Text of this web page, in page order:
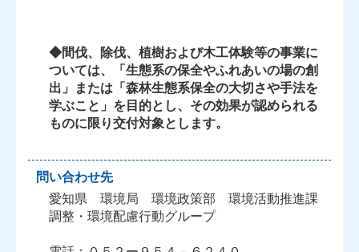
◆間伐、除伐、植樹および木工体験等の事業に
ついては、「生態系の保全やふれあいの場の創
出」または「森林生態系保全の大切さや手法を
学ぶこと」を目的とし、その効果が認められる
ものに限り交付対象とします。
問い合わせ先
愛知県 環境局 環境政策部 環境活動推進課
調整・環境配慮行動グループ